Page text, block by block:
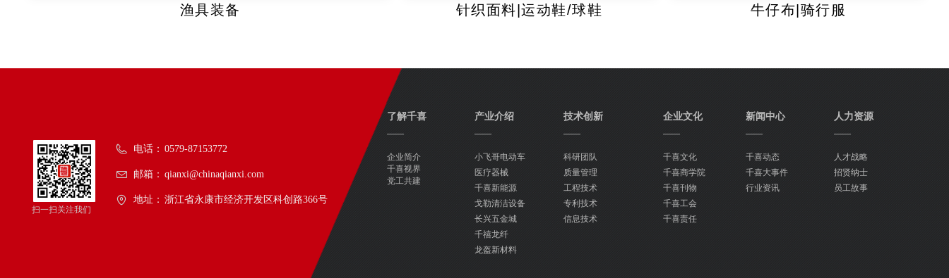
渔具装备 针织面料|运动鞋/球鞋 牛仔布|骑行服
扫一扫关注我们
电话： 0579-87153772
邮箱： qianxi@chinaqianxi.com
地址： 浙江省永康市经济开发区科创路366号
了解千喜
——
企业简介
千喜视界
党工共建
产业介绍
——
小飞哥电动车
医疗器械
千喜新能源
戈勒清洁设备
长兴五金城
千禧龙纤
龙盔新材料
技术创新
——
科研团队
质量管理
工程技术
专利技术
信息技术
新闻中心
——
千喜动态
千喜大事件
行业资讯
人力资源
——
人才战略
招贤纳士
员工故事
企业文化
——
千喜文化
千喜商学院
千喜刊物
千喜工会
千喜责任